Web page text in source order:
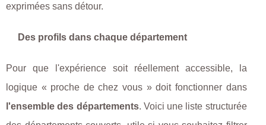
exprimées sans détour.
Des profils dans chaque département
Pour que l'expérience soit réellement accessible, la
logique « proche de chez vous » doit fonctionner dans
l'ensemble des départements. Voici une liste structurée